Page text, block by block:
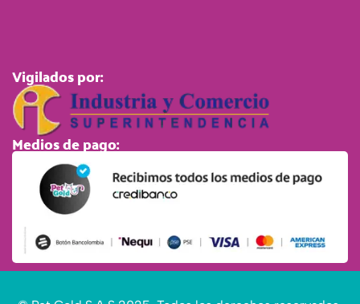
Vigilados por:
Medios de pago: